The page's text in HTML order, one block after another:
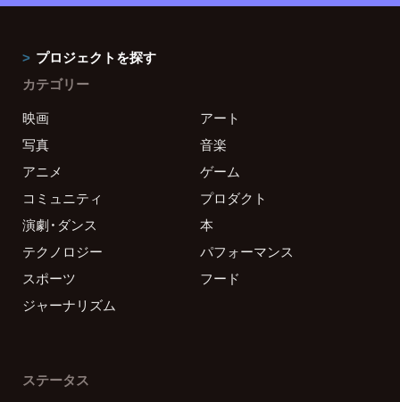
プロジェクトを探す
カテゴリー
映画
アート
写真
音楽
アニメ
ゲーム
コミュニティ
プロダクト
演劇・ダンス
本
テクノロジー
パフォーマンス
スポーツ
フード
ジャーナリズム
ステータス